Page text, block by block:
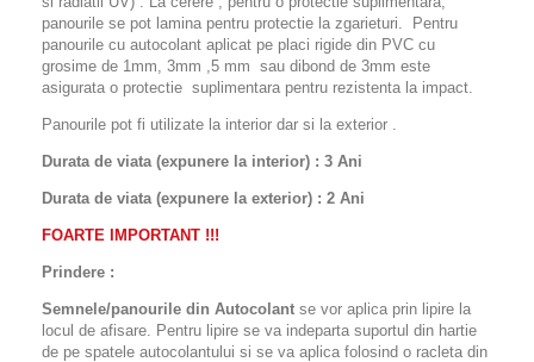
panourile se pot lamina pentru protectie la zgarieturi. Pentru
panourile cu autocolant aplicat pe placi rigide din PVC cu
grosime de 1mm, 3mm ,5 mm sau dibond de 3mm este
asigurata o protectie suplimentara pentru rezistenta la impact.
Panourile pot fi utilizate la interior dar si la exterior .
Durata de viata (expunere la interior) : 3 Ani
Durata de viata (expunere la exterior) : 2 Ani
FOARTE IMPORTANT !!!
Prindere :
Semnele/panourile din Autocolant se vor aplica prin lipire la
locul de afisare. Pentru lipire se va indeparta suportul din hartie
de pe spatele autocolantului si se va aplica folosind o racleta din